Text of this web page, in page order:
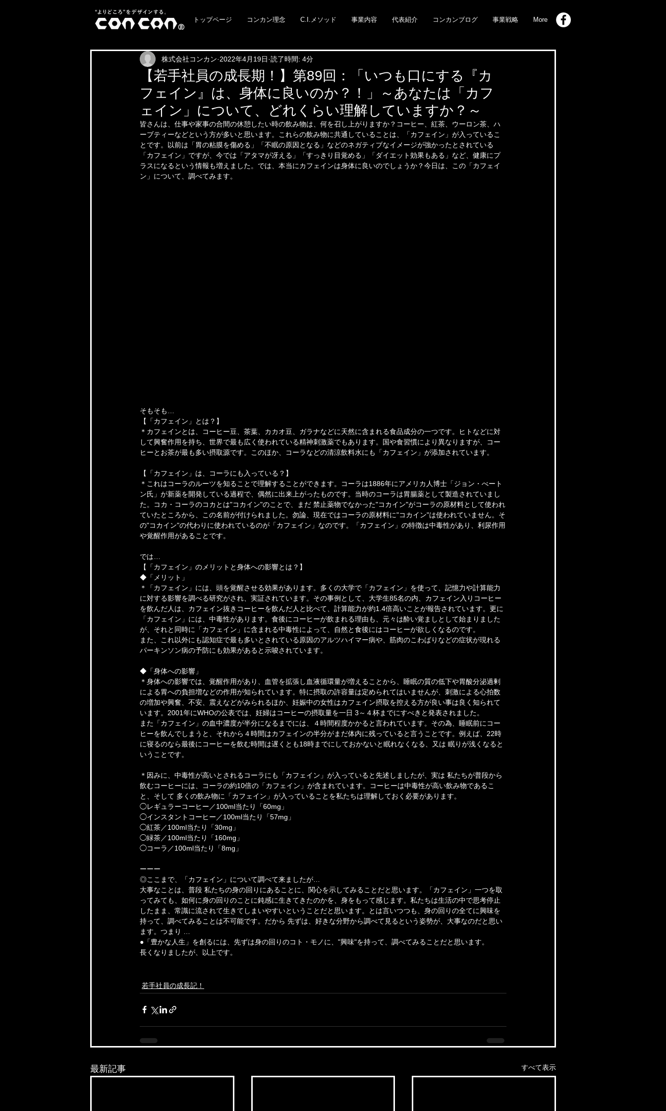
トップページ コンカン理念 C.I.メソッド 事業内容 代表紹介 コンカンブログ 事業戦略 More
【若手社員の成長期！】第89回：「いつも口にする『カ
フェイン』は、身体に良いのか？！」～あなたは「カフ
ェイン」について、どれくらい理解していますか？～
株式会社コンカン 2022年4月19日 読了時間: 4分
皆さんは、仕事や家事の合間の休憩したい時の飲み物は、何を召し上がりますか？コーヒー、紅茶、ウーロン茶、ハ
ーブティーなどという方が多いと思います。これらの飲み物に共通していることは、「カフェイン」が入っているこ
とです。以前は「胃の粘膜を傷める」「不眠の原因となる」などのネガティブなイメージが強かったとされている
「カフェイン」ですが、今では「アタマが冴える」「すっきり目覚める」「ダイエット効果もある」など、健康にプ
ラスになるという情報も増えました。では、本当にカフェインは身体に良いのでしょうか？今日は、この「カフェイ
ン」について、調べてみます。
そもそも…
【「カフェイン」とは？】
＊カフェインとは、コーヒー豆、茶葉、カカオ豆、ガラナなどに天然に含まれる食品成分の一つです。ヒトなどに対
して興奮作用を持ち、世界で最も広く使われている精神刺激薬でもあります。国や食習慣により異なりますが、コー
ヒーとお茶が最も多い摂取源です。このほか、コーラなどの清涼飲料水にも「カフェイン」が添加されています。
【「カフェイン」は、コーラにも入っている？】
＊これはコーラのルーツを知ることで理解することができます。コーラは1886年にアメリカ人博士「ジョン・べート
ン氏」が新薬を開発している過程で、偶然に出来上がったものです。当時のコーラは胃腸薬として製造されていまし
た。コカ・コーラのコカとは"コカイン"のことで、まだ 禁止薬物でなかった"コカイン"がコーラの原材料として使われ
ていたところから、この名前が付けられました。勿論、現在ではコーラの原材料に"コカイン"は使われていません。そ
の"コカイン"の代わりに使われているのが「カフェイン」なのです。「カフェイン」の特徴は中毒性があり、利尿作用
や覚醒作用があることです。
では…
【「カフェイン」のメリットと身体への影響とは？】
◆「メリット」
＊「カフェイン」には、頭を覚醒させる効果があります。多くの大学で「カフェイン」を使って、記憶力や計算能力
に対する影響を調べる研究がされ、実証されています。その事例として、大学生85名の内、カフェイン入りコーヒー
を飲んだ人は、カフェイン抜きコーヒーを飲んだ人と比べて、計算能力が約1.4倍高いことが報告されています。更に
「カフェイン」には、中毒性があります。食後にコーヒーが飲まれる理由も、元々は酔い覚ましとして始まりました
が、それと同時に「カフェイン」に含まれる中毒性によって、自然と食後にはコーヒーが欲しくなるのです。
また、これ以外にも認知症で最も多いとされている原因のアルツハイマー病や、筋肉のこわばりなどの症状が現れる
パーキンソン病の予防にも効果があると示唆されています。
◆「身体への影響」
＊身体への影響では、覚醒作用があり、血管を拡張し血液循環量が増えることから、睡眠の質の低下や胃酸分泌過剰
による胃への負担増などの作用が知られています。特に摂取の許容量は定められてはいませんが、刺激による心拍数
の増加や興奮、不安、震えなどがみられるほか、妊娠中の女性はカフェイン摂取を控える方が良い事は良く知られて
います。2001年にWHOの公表では、妊婦はコーヒーの摂取量を一日 3～４杯までにすべきと発表されました。
また「カフェイン」の血中濃度が半分になるまでには、４時間程度かかると言われています。その為、睡眠前にコー
ヒーを飲んでしまうと、それから４時間はカフェインの半分がまだ体内に残っていると言うことです。例えば、22時
に寝るのなら最後にコーヒーを飲む時間は遅くとも18時までにしておかないと眠れなくなる、又は 眠りが浅くなると
いうことです。
＊因みに、中毒性が高いとされるコーラにも「カフェイン」が入っていると先述しましたが、実は 私たちが普段から
飲むコーヒーには、コーラの約10倍の「カフェイン」が含まれています。コーヒーは中毒性が高い飲み物であるこ
と、そして 多くの飲み物に「カフェイン」が入っていることを私たちは理解しておく必要があります。
◯レギュラーコーヒー／100ml当たり「60mg」
◯インスタントコーヒー／100ml当たり「57mg」
◯紅茶／100ml当たり「30mg」
◯緑茶／100ml当たり「160mg」
◯コーラ／100ml当たり「8mg」
ーーー
◎ここまで、「カフェイン」について調べて来ましたが…
大事なことは、普段 私たちの身の回りにあることに、関心を示してみることだと思います。「カフェイン」一つを取
ってみても、如何に身の回りのことに鈍感に生きてきたのかを、身をもって感じます。私たちは生活の中で思考停止
したまま、常識に流されて生きてしまいやすいということだと思います。とは言いつつも、身の回りの全てに興味を
持って、調べてみることは不可能です。だから 先ずは、好きな分野から調べて見るという姿勢が、大事なのだと思い
ます。つまり …
●「豊かな人生」を創るには、先ずは身の回りのコト・モノに、"興味"を持って、調べてみることだと思います。
長くなりましたが、以上です。
若手社員の成長記！
最新記事 すべて表示